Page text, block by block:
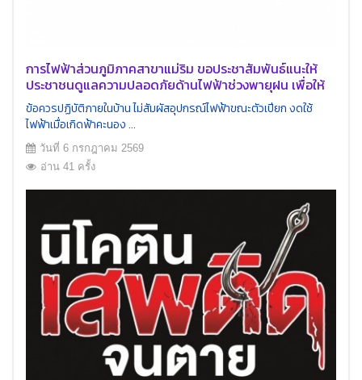
การไฟฟ้าส่วนภูมิภาคสาขาแม่ริม ขอประชาสัมพันธ์แนะให้
ประชาชนดูแลความปลอดภัยด้านไฟฟ้าช่วงพายุฝน เพื่อให้
เป็นประโยชน์และเกิดความปลอดภัยต่อประชาชนในการใช้
ไฟฟ้า
ข้อควรปฏิบัติภายในบ้าน ไม่สัมผัสอุปกรณ์ไฟฟ้าขณะตัวเปียก งดใช้
ไฟฟ้าเมื่อเกิดฟ้าคะนอง ...
วันที่ 6 กรกฎาคม 2569
อ่าน 41 ครั้ง